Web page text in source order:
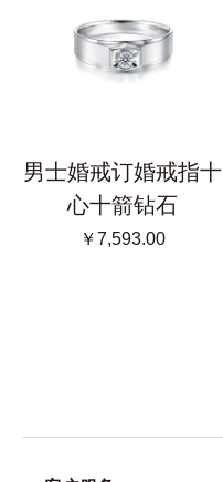
男士婚戒订婚戒指十
心十箭钻石
￥7,593.00